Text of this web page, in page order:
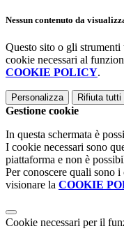
Nessun contenuto da
Questo sito o gli
cookie necessari al
COOKIE POLICY.
Personalizza Rifiuta tutti
Gestione cookie
In questa schermata è
I cookie necessari sono
piattaforma e non è
Per conoscere quali sono
visionare la COOKIE
Cookie necessari per il